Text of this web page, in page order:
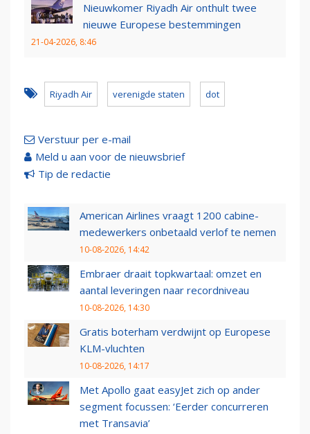
Nieuwkomer Riyadh Air onthult twee
nieuwe Europese bestemmingen
21-04-2026, 8:46
Riyadh Air verenigde staten dot
Verstuur per e-mail
Meld u aan voor de nieuwsbrief
Tip de redactie
American Airlines vraagt 1200 cabine-
medewerkers onbetaald verlof te nemen
10-08-2026, 14:42
Embraer draait topkwartaal: omzet en
aantal leveringen naar recordniveau
10-08-2026, 14:30
Gratis boterham verdwijnt op Europese
KLM-vluchten
10-08-2026, 14:17
Met Apollo gaat easyJet zich op ander
segment focussen: ‘Eerder concurreren
met Transavia’